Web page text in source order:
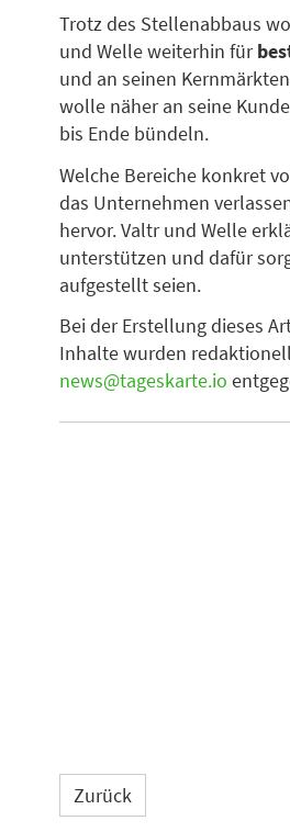
Trotz des Stellenabbaus
und Welle weiterhin für
und an seinen
wolle näher an seine
bis Ende bündeln.
Welche Bereiche konkret
das Unternehmen
hervor. Valtr und Welle
unterstützen und dafür
aufgestellt seien.
Bei der Erstellung dieses
Inhalte wurden
news@tageskarte.io
Zurück